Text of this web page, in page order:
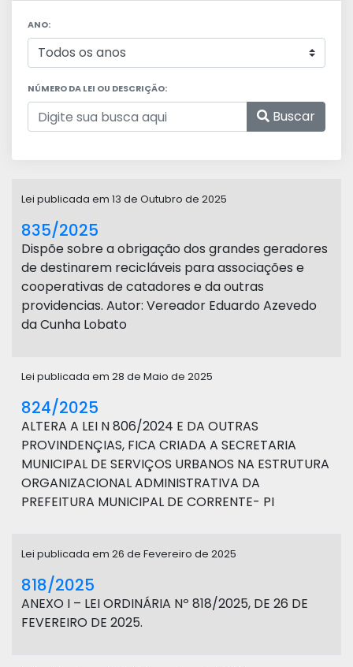
ANO:
NÚMERO DA LEI OU DESCRIÇÃO:
Buscar
Lei publicada em 13 de Outubro de 2025
835/2025
Dispõe sobre a obrigação dos grandes geradores
de destinarem recicláveis para associações e
cooperativas de catadores e da outras
providencias. Autor: Vereador Eduardo Azevedo
da Cunha Lobato
Lei publicada em 28 de Maio de 2025
824/2025
ALTERA A LEI N 806/2024 E DA OUTRAS
PROVINDENÇIAS, FICA CRIADA A SECRETARIA
MUNICIPAL DE SERVIÇOS URBANOS NA ESTRUTURA
ORGANIZACIONAL ADMINISTRATIVA DA
PREFEITURA MUNICIPAL DE CORRENTE- PI
Lei publicada em 26 de Fevereiro de 2025
818/2025
ANEXO I – LEI ORDINÁRIA Nº 818/2025, DE 26 DE
FEVEREIRO DE 2025.